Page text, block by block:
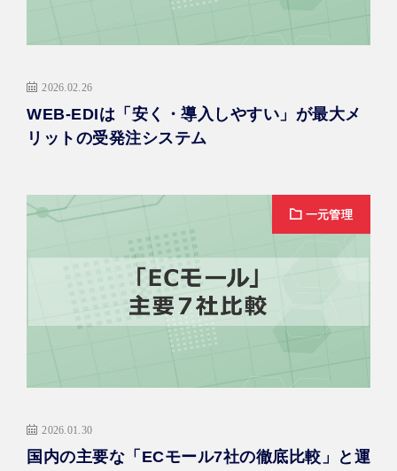
2026.02.26
WEB-EDIは「安く・導入しやすい」が最大メ
リットの受発注システム
一元管理
2026.01.30
国内の主要な「ECモール7社の徹底比較」と運